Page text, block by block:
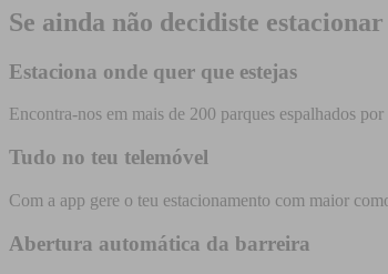
Se ainda não decidiste
Estaciona onde quer que estejas
Encontra-nos em mais de 200 parques espalhados
Tudo no teu telemóvel
Com a app gere o teu estacionamento com maior
Abertura automática da barreira